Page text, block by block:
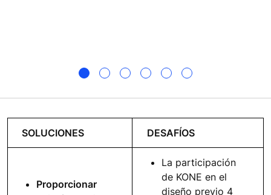
SOLUCIONES DESAFÍOS
Proporcionar
La participación
de KONE en el
diseño previo 4